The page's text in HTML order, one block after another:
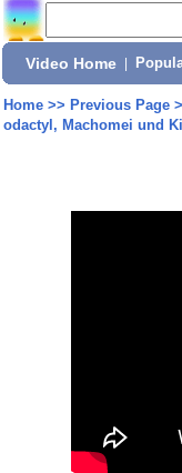
Video Home
Home>> Previous Page
odactyl, Machomei und